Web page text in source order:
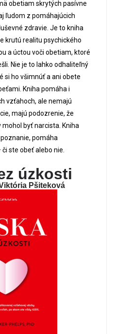
obetiam skrytých pasívne
ľudom z pomáhajúcich
zdravie. Je to kniha
krutú realitu psychického
a úctou voči obetiam, ktoré
Nie je to lahko odhaliteľný
si ho všimnúť a ani obete
Kniha pomáha i
vzťahoch, ale nemajú
majú podozrenie, že
mohol byť narcista. Kniha
pomáha
ste obeť alebo nie.
úzkosti
Pšiteková